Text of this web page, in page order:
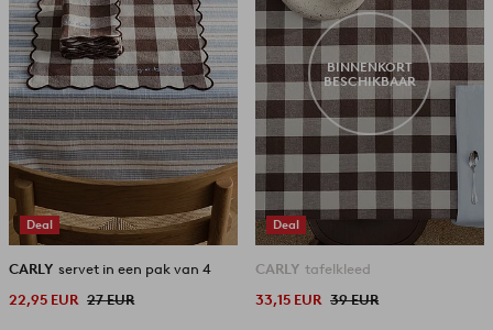
Deal
CARLY servet in een pak van 4
22,95 EUR 27 EUR
Deal
BINNENKORT
BESCHIKBAAR
CARLY tafelkleed
33,15 EUR 39 EUR